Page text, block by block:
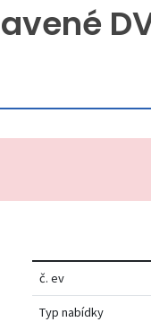
č. ev
Typ nabídky